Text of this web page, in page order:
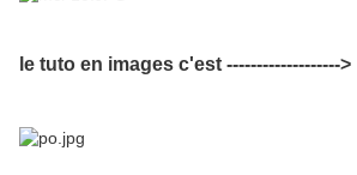
le tuto en images c'est ------------------->